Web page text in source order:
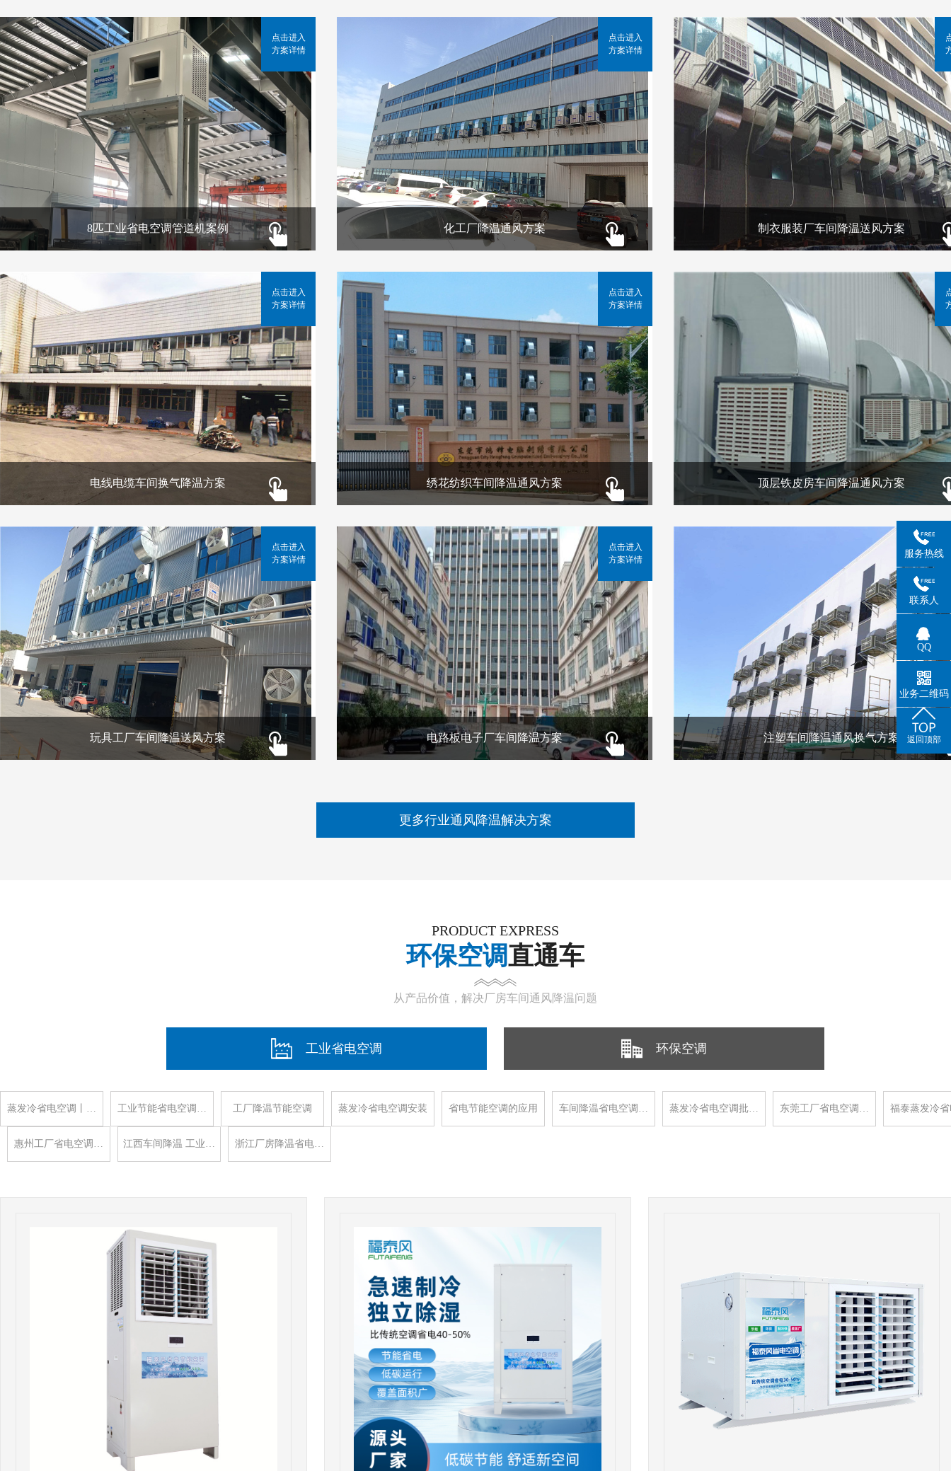
8匹工业省电空调管道机案例
点击进入
方案详情
化工厂降温通风方案
点击进入
方案详情
制衣服装厂车间降温送风方案
电线电缆车间换气降温方案
点击进入
方案详情
绣花纺织车间降温通风方案
点击进入
方案详情
顶层铁皮房车间降温通风方案
玩具工厂车间降温送风方案
点击进入
方案详情
电路板电子厂车间降温方案
点击进入
方案详情
注塑车间降温通风换气方案
更多行业通风降温解决方案
PRODUCT EXPRESS
环保空调直通车
从产品价值，解决厂房车间通风降温问题
工业省电空调 环保空调
蒸发冷省电空调丨… 工业节能省电空调… 工厂降温节能空调 蒸发冷省电空调安装 省电节能空调的应用 车间降温省电空调… 蒸发冷省电空调批… 东莞工厂省电空调… 福泰蒸发冷
惠州工厂省电空调… 江西车间降温 工业… 浙江厂房降温省电…
服务热线
联系人
QQ
业务二维码
返回顶部